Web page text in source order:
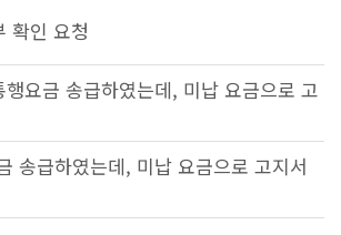
확인 요청
요금 송급하였는데, 미납 요금으로 고
송급하였는데, 미납 요금으로 고지서